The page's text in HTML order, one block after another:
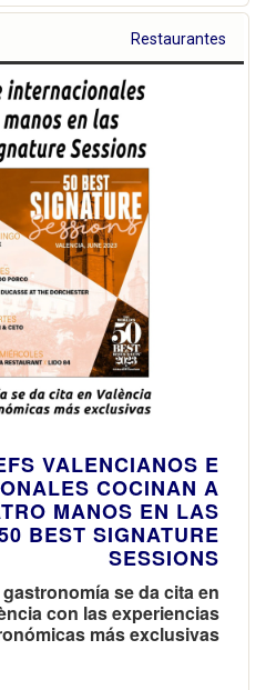
Restaurantes
VALENCIANOS E
COCINAN A
MANOS EN LAS
BEST SIGNATURE
SESSIONS
se da cita en
con las experiencias
más exclusivas